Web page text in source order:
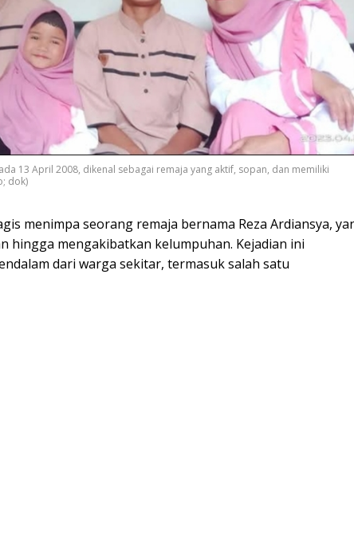
13 April 2008, dikenal sebagai remaja yang aktif, sopan, dan memiliki
dok)
menimpa seorang remaja bernama Reza Ardiansya,
hingga mengakibatkan kelumpuhan. Kejadian ini
dari warga sekitar, termasuk salah satu